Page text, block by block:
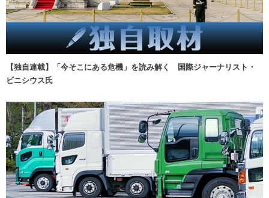
【独自連載】「今そこにある危機」を読み解く 国際ジャーナリスト・
ビニシウス氏